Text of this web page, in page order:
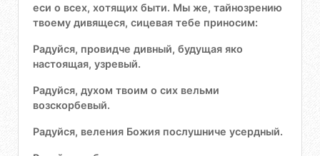
еси о всех, хотящих быти. Мы же, тайнозрению
твоему дивящеся, сицевая тебе приносим:
Радуйся, провидче дивный, будущая яко
настоящая, узревый.
Радуйся, духом твоим о сих вельми
возскорбевый.
Радуйся, веления Божия послушниче усердный.